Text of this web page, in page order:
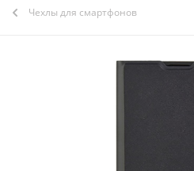
Чехлы для смартфонов